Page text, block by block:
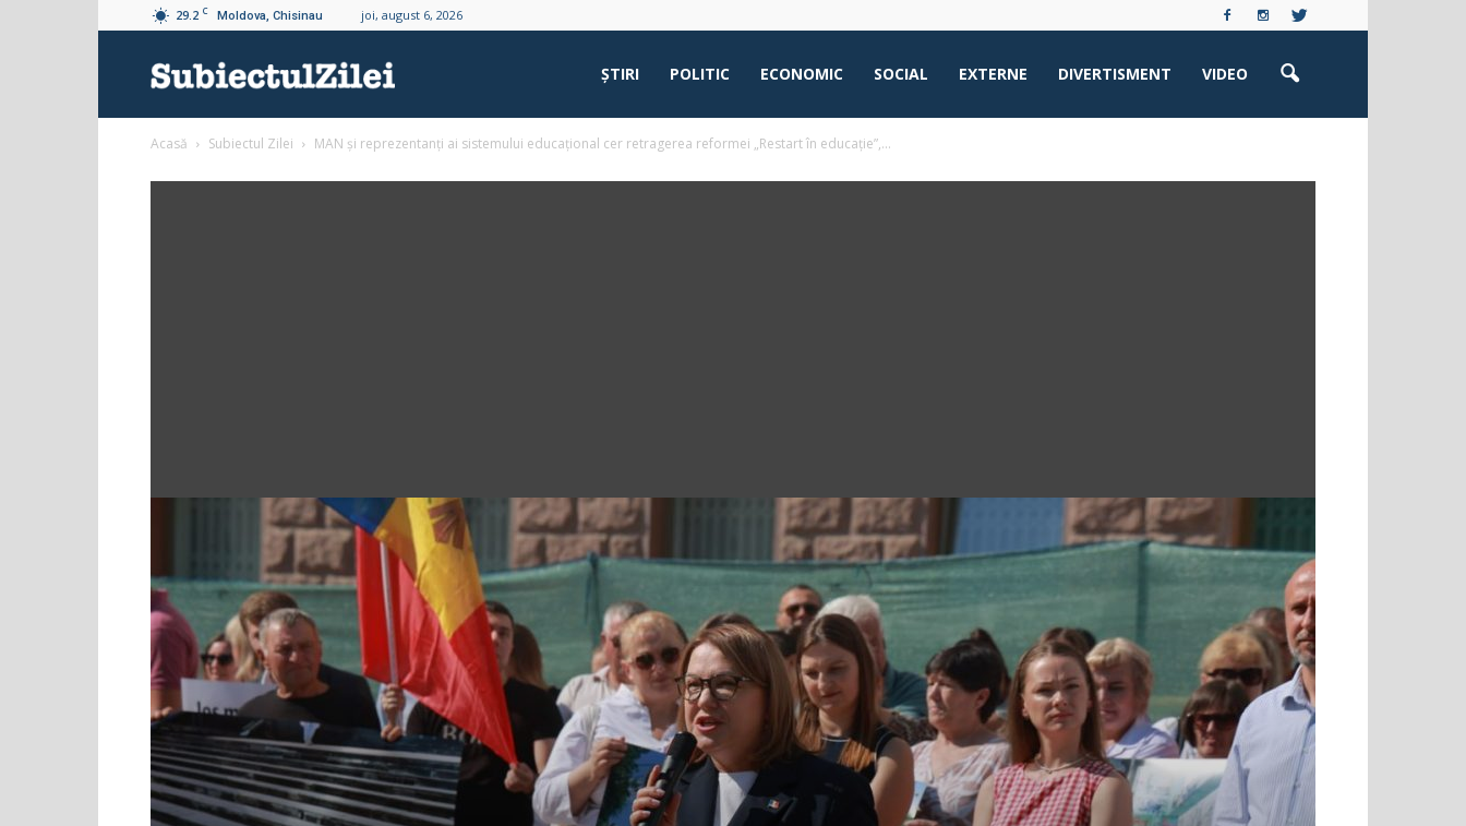
29.2 C Moldova, Chisinau joi, august 6, 2026
ŞTIRI POLITIC ECONOMIC SOCIAL EXTERNE DIVERTISMENT VIDEO
Acasă Subiectul Zilei MAN și reprezentanți ai sistemului educațional cer retragerea reformei „Restart în educație”,...